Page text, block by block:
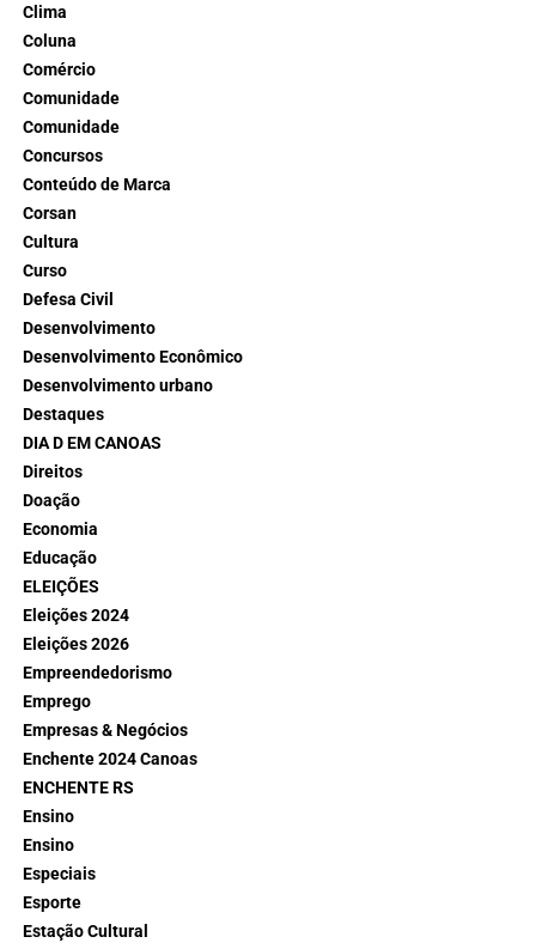
Clima
Coluna
Comércio
Comunidade
Comunidade
Concursos
Conteúdo de Marca
Corsan
Cultura
Curso
Defesa Civil
Desenvolvimento
Desenvolvimento Econômico
Desenvolvimento urbano
Destaques
DIA D EM CANOAS
Direitos
Doação
Economia
Educação
ELEIÇÕES
Eleições 2024
Eleições 2026
Empreendedorismo
Emprego
Empresas & Negócios
Enchente 2024 Canoas
ENCHENTE RS
Ensino
Ensino
Especiais
Esporte
Estação Cultural